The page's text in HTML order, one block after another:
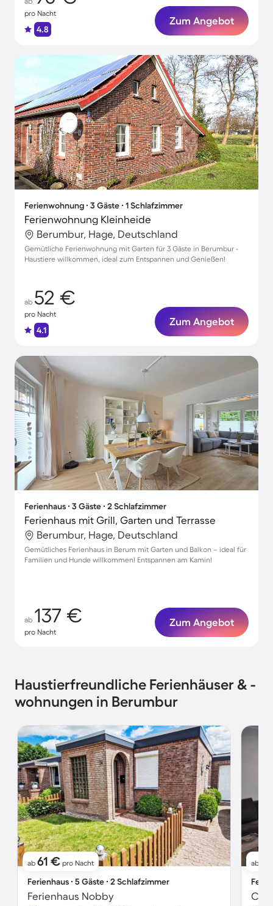
pro Nacht
4.8
Zum Angebot
Ferienwohnung ∙ 3 Gäste ∙ 1 Schlafzimmer
Ferienwohnung Kleinheide
Berumbur, Hage, Deutschland
Gemütliche Ferienwohnung mit Garten für 3 Gäste in Berumbur -
Haustiere willkommen, ideal zum Entspannen und Genießen!
ab 52 €
pro Nacht
4.1
Zum Angebot
Ferienhaus ∙ 3 Gäste ∙ 2 Schlafzimmer
Ferienhaus mit Grill, Garten und Terrasse
Berumbur, Hage, Deutschland
Gemütliches Ferienhaus in Berum mit Garten und Balkon – ideal für
Familien und Hunde willkommen! Entspannen am Kamin!
ab 137 €
pro Nacht
Zum Angebot
Haustierfreundliche Ferienhäuser & -
wohnungen in Berumbur
ab 61 € pro Nacht
Ferienhaus ∙ 5 Gäste ∙ 2 Schlafzimmer
Ferienhaus Nobby
ab